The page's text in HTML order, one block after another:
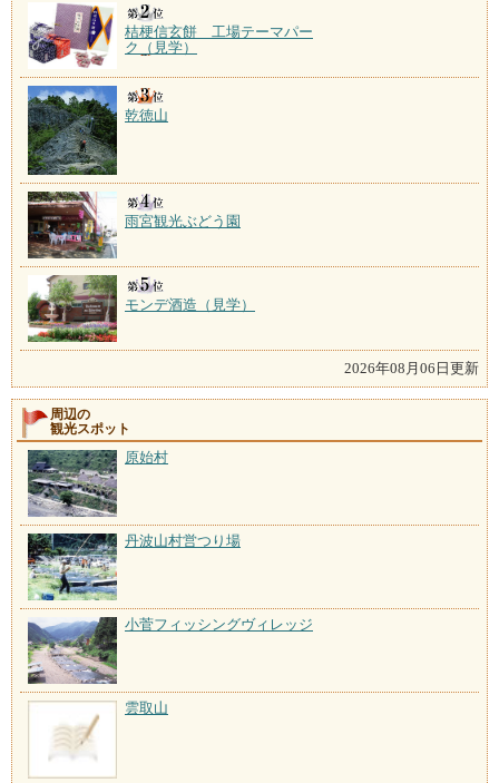
桔梗信玄餅 工場テーマパー
ク（見学）
乾徳山
雨宮観光ぶどう園
モンデ酒造（見学）
2026年08月06日更新
周辺の
観光スポット
原始村
丹波山村営つり場
小菅フィッシングヴィレッジ
雲取山